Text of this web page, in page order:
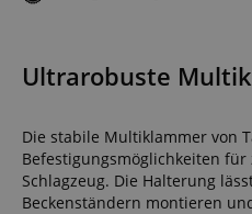
Ultrarobuste
Die stabile Multiklammer von
Befestigungsmöglichkeiten für
Schlagzeug. Die Halterung
Beckenständern montieren